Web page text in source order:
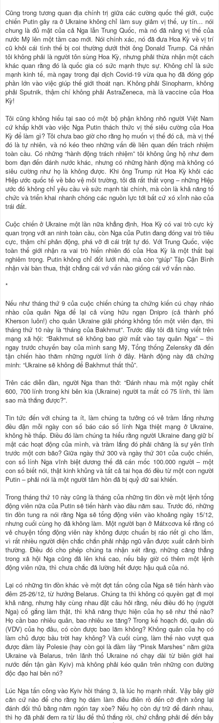
Cũng trong tương quan địa chính trị giữa các cường quốc thế giới, cuộc
chiến Putin gây ra ở Ukraine không chỉ làm suy giảm vị thế, uy tín... nói
chung là đủ mặt của cả Nga lẫn Trung Quốc, mà nó đã nâng vị thế của
nước Mỹ lên một tầm cao mới. Nói chính xác, nó đã đưa Hoa Kỳ về vị trí
cũ khỏi cái tình thế bị coi thường dưới thời ông Donald Trump. Cá nhân
tôi không phải là người tôn sùng Hoa Kỳ, nhưng phải thừa nhận một cách
khác quan rằng đó là quốc gia có sức mạnh thực sự. Không chỉ là sức
mạnh kinh tế, mà ngay trong đại dịch Covid-19 vừa qua họ đã đóng góp
phần lớn vào việc giúp thế giới thoát nạn. Không phải Sinopharm, không
phải Sputnik, thậm chí không phải AstraZeneca, mà là vaccine của Hoa
Kỳ!
Tôi cũng không hiểu tại sao có một bộ phận không nhỏ người Việt Nam
cứ khấp khởi vào việc Nga Putin thách thức vị thế siêu cường của Hoa
Kỳ để làm gì? Tôi chưa bao giờ cho rằng họ muốn vị thế đó cả, mà vị thế
đó là tự nhiên, và nó kéo theo những vấn đề liên quan đến trách nhiệm
toàn cầu. Có những “hành động trách nhiệm” tôi không ủng hộ như đem
bom đạn đến đánh nước khác, nhưng có những hành động mà không có
siêu cường như họ là không được. Khi ông Trump rút Hoa Kỳ khỏi các
Hiệp ước quốc tế về bảo vệ môi trường, tôi đã rất thất vọng – những Hiệp
ước đó không chỉ yêu cầu về sức mạnh tài chính, mà còn là khả năng tổ
chức và triển khai nhanh chóng các nguồn lực tới bất cứ xó xỉnh nào của
trái đất.
Cuộc chiến ở Ukraine một lần nữa khẳng định, Hoa Kỳ có vai trò cực kỳ
quan trọng với an ninh toàn cầu, còn Nga của Putin đang đóng vai trò tiêu
cực, thậm chí phản động, phá vỡ đi cái trật tự đó. Với Trung Quốc, việc
toàn thế giới nhận ra vai trò hiển nhiên đó của Hoa Kỳ là một thất bại
nghiêm trọng. Putin không chỉ đốt lưới nhà, mà còn “giúp” Tập Cận Bình
nhận vài bàn thua, thật chẳng cái vớ vẩn nào giống cái vớ vẩn nào.
*
Nếu như tháng thứ 9 của cuộc chiến chúng ta chứng kiến cú chạy nháo
nhào của quân Nga để lại cả vùng hữu ngạn Dnipro (cả thành phố
Kherson luôn!) cho quân Ukraine giải phóng không tốn một viên đạn, thì
tháng thứ 10 này là “tháng của Bakhmut”. Trước đây tôi đã từng viết trên
mạng xã hội: “Bakhmut sẽ không bao giờ mất vào tay quân Nga” – thì
ngay trước chuyến bay của mình sang Mỹ, Tổng thống Zelensky đã đến
tận chiến hào thăm những người lính ở đây. Hành động này đã chứng
minh: “Ukraine sẽ không để Bakhmut thất thủ”.
Trên các diễn đàn, người Nga than thở: “Đánh nhau mà một ngày chết
600, 700 lính trong khi bên kia (Ukraine) người ta mất có 75 lính, thì làm
sao mà thắng được?”.
Tin tức đến với chúng ta ít, làm chúng ta tưởng có vẻ trầm lắng nhưng
đều đặn mỗi ngày con số báo cáo số lính Nga thiệt mạng ở Ukraine,
không hề thấp. Điều đó làm chúng ta hiểu rằng người Ukraine đang giữ bí
mật các hoạt động của mình, và trầm lắng đó phải chăng là sự yên tĩnh
trước một cơn bão? Giữa ngày thứ 300 và ngày thứ 301 của cuộc chiến,
con số lính Nga vĩnh biệt dương thế đã cán mốc 100.000 người – một
con số biết nói, thật kinh khủng và tất cả tai họa đó đều từ một con người
Putin – phải nói là một người tâm hồn đã bị quỷ dữ sai khiến.
Trong tháng thứ 10 này cũng là tháng của những tin đồn về một lệnh tổng
động viên nữa của Putin sẽ tiến hành vào đầu năm sau. Trước đó, những
tin đồn tung ra nói rằng Nga sẽ tổng động viên vào khoảng ngày 15/12,
nhưng cuối cùng họ đã không làm. Một người bạn ở Mátxcơva kể rằng có
vẻ chuyện tổng động viên này không được chuẩn bị ráo riết gì cho lắm,
vì rất nhiều người diện chắc chắn phải nhập ngũ vẫn được xuất cảnh bình
thường. Điều đó cho phép chúng ta nhận xét rằng, những căng thẳng
trong xã hội Nga cũng đã lên khá cao, nếu bây giờ có thêm một lệnh
động viên nữa, thì chưa chắc đã lường hết được hậu quả của nó.
Lại có những tin đồn khác về một đợt tấn công của Nga sẽ tiến hành vào
đêm 25-26/12, từ hướng Belarus. Chúng ta thì không có quyền gạt đi mọi
khả năng, nhưng hãy cùng nhau đặt câu hỏi rằng, nếu điều đó họ (người
Nga) cố gắng làm thật, thì khả năng thực hiện của họ sẽ như thế nào?
Họ cần bao nhiêu quân, bao nhiêu xe tăng? Trong kế hoạch đó, quân dù
(VDV) của họ đâu, có còn được bao lăm không? Không quân của họ có
làm chủ được bầu trời hay không? Và cuối cùng, làm thế nào vượt qua
được đầm lầy Polesie (hay còn gọi là đầm lầy “Pinsk Marshes” nằm giữa
Ukraine và Belarus, trên lãnh thổ Ukraine nó chạy dài từ biên giới hai
nước đến tận gần Kyiv) mà không phải kéo quân trên những con đường
độc đạo hai bên nó?
Lúc Nga tấn công vào Kyiv hồi tháng 3, là lúc họ mạnh nhất. Vậy bây giờ
căn cứ nào để cho rằng họ dám làm điều điên rồ đến cỡ định xông lại
đánh đối thủ bằng năm ngón tay xòe? Nếu họ còn dự trữ để đánh nhau,
thì họ đã phải đem ra từ lâu để thủ thắng rồi, chứ chẳng phải để đến bây